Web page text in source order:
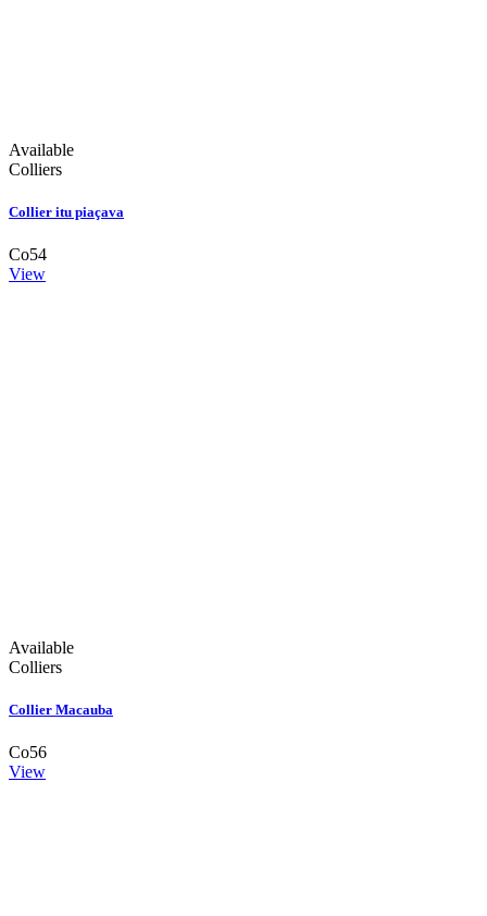
Available
Colliers
Collier itu piaçava
Co54
View
Available
Colliers
Collier Macauba
Co56
View